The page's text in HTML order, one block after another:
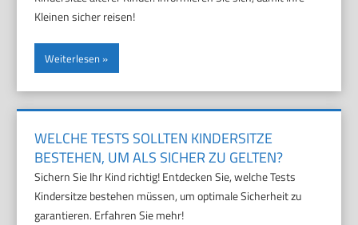
Kleinen sicher reisen!
Weiterlesen
WELCHE TESTS SOLLTEN KINDERSITZE
BESTEHEN, UM ALS SICHER ZU GELTEN?
Sichern Sie Ihr Kind richtig! Entdecken Sie, welche Tests
Kindersitze bestehen müssen, um optimale Sicherheit zu
garantieren. Erfahren Sie mehr!